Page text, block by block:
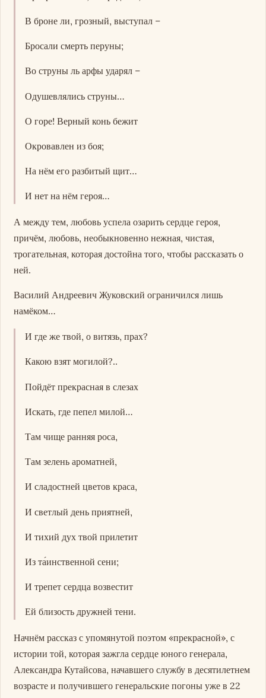
В броне ли, грозный, выступал –
Бросали смерть перуны;
Во струны ль арфы ударял –
Одушевлялись струны…
О горе! Верный конь бежит
Окровавлен из боя;
На нём его разбитый щит…
И нет на нём героя…
А между тем, любовь успела озарить сердце героя,
причём, любовь, необыкновенно нежная, чистая,
трогательная, которая достойна того, чтобы рассказать о
ней.
Василий Андреевич Жуковский ограничился лишь
намёком…
И где же твой, о витязь, прах?
Какою взят могилой?..
Пойдёт прекрасная в слезах
Искать, где пепел милой…
Там чище ранняя роса,
Там зелень ароматней,
И сладостней цветов краса,
И светлый день приятней,
И тихий дух твой прилетит
Из та́инственной сени;
И трепет сердца возвестит
Ей близость дружней тени.
Начнём рассказ с упомянутой поэтом «прекрасной», с
истории той, которая зажгла сердце юного генерала,
Александра Кутайсова, начавшего службу в десятилетнем
возрасте и получившего генеральские погоны уже в 22